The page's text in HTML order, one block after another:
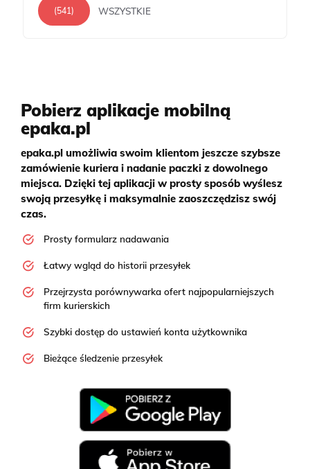
(541) WSZYSTKIE
Pobierz aplikacje mobilną
epaka.pl
epaka.pl umożliwia swoim klientom jeszcze szybsze
zamówienie kuriera i nadanie paczki z dowolnego
miejsca. Dzięki tej aplikacji w prosty sposób wyślesz
swoją przesyłkę i maksymalnie zaoszczędzisz swój
czas.
Prosty formularz nadawania
Łatwy wgląd do historii przesyłek
Przejrzysta porównywarka ofert najpopularniejszych
firm kurierskich
Szybki dostęp do ustawień konta użytkownika
Bieżące śledzenie przesyłek